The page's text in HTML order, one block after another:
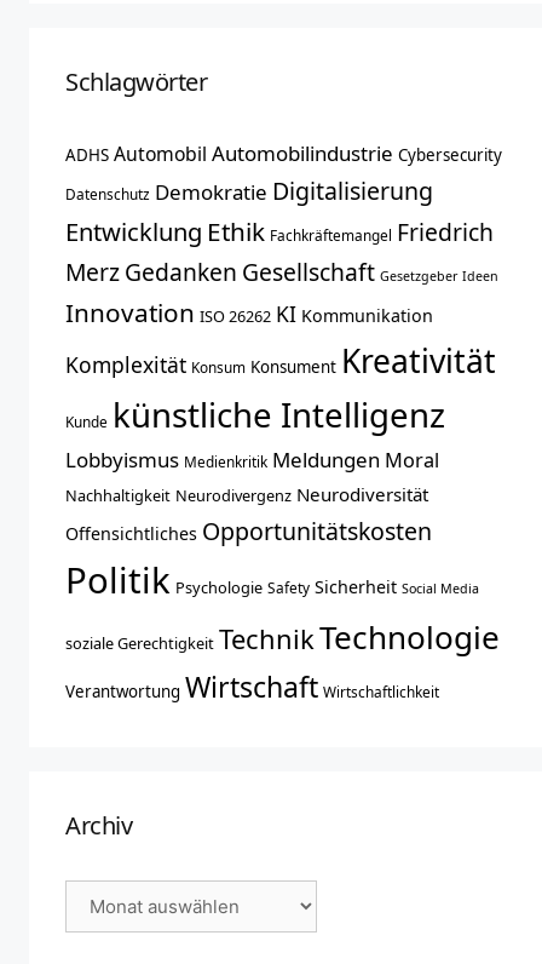
Schlagwörter
ADHS Automobil Automobilindustrie Cybersecurity
Datenschutz Demokratie Digitalisierung
Entwicklung Ethik Fachkräftemangel Friedrich
MerzGedanken Gesellschaft Gesetzgeber Ideen
Innovation ISO 26262 KI Kommunikation
Komplexität Konsum Konsument Kreativität
Kunde künstliche Intelligenz
Lobbyismus Medienkritik Meldungen Moral
Nachhaltigkeit Neurodivergenz Neurodiversität
Offensichtliches Opportunitätskosten
Politik Psychologie Safety Sicherheit Social Media
soziale Gerechtigkeit TechnikTechnologie
Verantwortung Wirtschaft Wirtschaftlichkeit
Archiv
Archiv